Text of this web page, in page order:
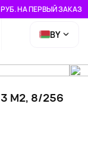
НА ПЕРВЫЙ ЗАКАЗ
BY
M2, 8/256